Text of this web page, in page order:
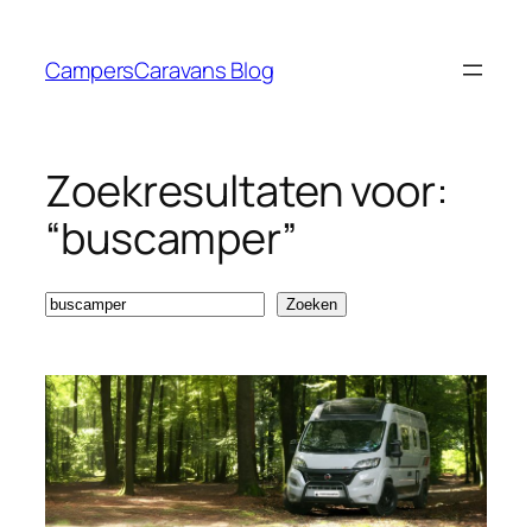
CampersCaravans Blog
Zoekresultaten voor:
“buscamper”
Zoeken Zoeken